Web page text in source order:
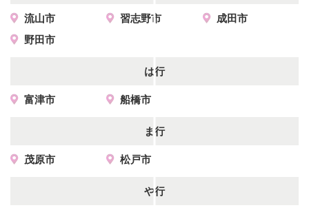
流山市 習志野市
成田市
野田市
は行
富津市 船橋市
ま行
茂原市 松戸市
や行